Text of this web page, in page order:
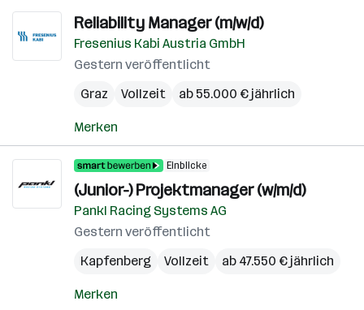
in
Reliability Manager (m/w/d)
Fresenius Kabi Austria GmbH
Gestern veröffentlicht
Graz
Vollzeit ab 55.000 € jährlich
Merken
Einblicke
(Junior-) Projektmanager (w/m/d)
Pankl Racing Systems AG
Gestern veröffentlicht
Kapfenberg
Vollzeit ab 47.550 € jährlich
Merken